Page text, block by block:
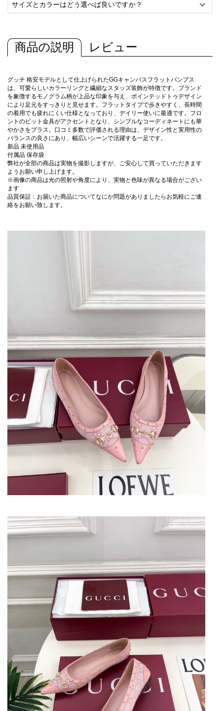
サイズとカラーはどう選べば良いですか？ 
商品の説明 レビュー
グッチ 格安モデルとして仕上げられたGGキャンバスフラットパンプス
は、可愛らしいカラーリングと繊細なスタッズ装飾が特徴です。ブランド
を象徴するモノグラム柄が上品な印象を与え、ポインテッドトゥデザイン
により足元をすっきりと見せます。フラットタイプで歩きやすく、長時間
の着用でも疲れにくい仕様となっており、デイリー使いに最適です。フロ
ントのビット金具がアクセントとなり、シンプルなコーディネートにも華
やかさをプラス。口コミ多数で評価される理由は、デザイン性と実用性の
バランスの良さにあり、幅広いシーンで活躍する一足です。
新品 未使用品
付属品 保存袋
弊社が全部の商品は実物を撮影しますが、ご安心して買っていただきます
ようお願い申し上げます。
※画像の商品は光の照射や角度により、実物と色味が異なる場合がござい
ます
品質保証：お届いた商品についてなにか問題がありましたらお気軽にご連
絡をお願い致します。